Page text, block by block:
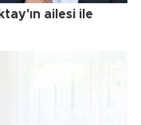
ailesi ile